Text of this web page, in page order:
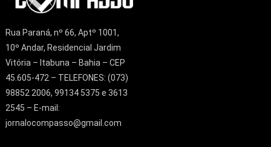
Rua Paraná, nº 66, Aptº 1001,
10º Andar, Residencial Jardim
Vitória – Itabuna – Bahia – CEP
45.605-472 – TELEFONES: (073)
98852 2006, 99134 5375 e 3613
2545 – E-mail:
jornalocompasso@gmail.com